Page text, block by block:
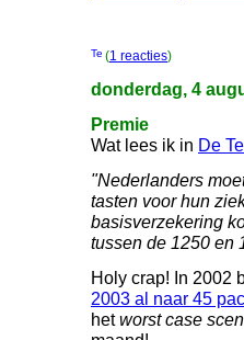
(1 reacties)
donderdag, 4
Premie
Wat lees ik in De
"Nederlanders
tasten voor hun
basisverzekering
tussen de 1250 en
Holy crap! In 2002
2003 al naar 45
hetworst case